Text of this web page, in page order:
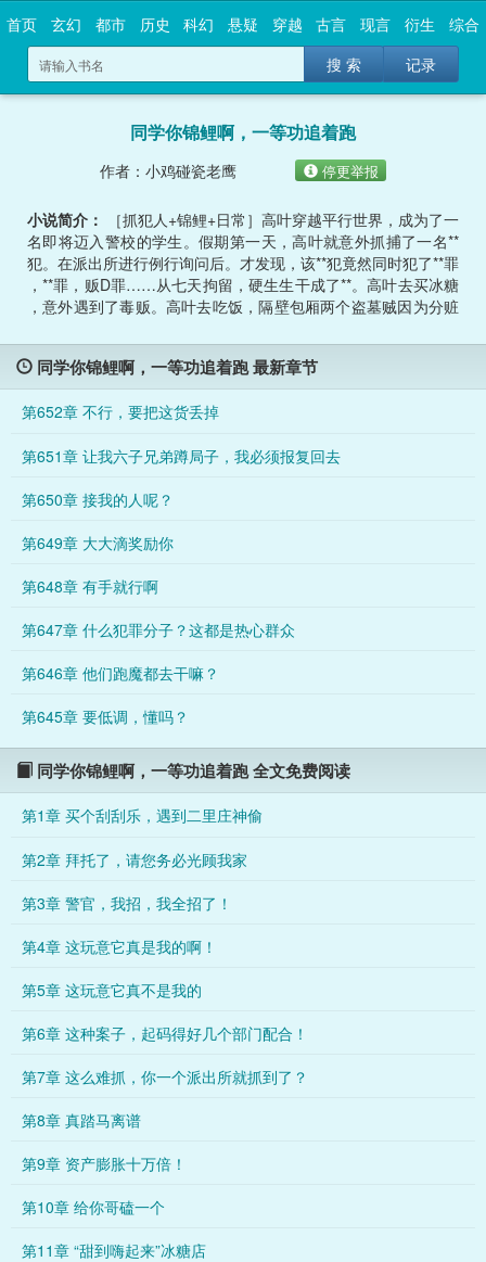
首页 玄幻 都市 历史 科幻 悬疑 穿越 古言 现言 衍生
综合
搜 索
记录
同学你锦鲤啊，一等功追着跑
作者：小鸡碰瓷老鹰 停更举报
小说简介：
［抓犯人+锦鲤+日常］高叶穿越平行世界，成为了一
名即将迈入警校的学生。假期第一天，高叶就意外抓捕了一名**
犯。在派出所进行例行询问后。才发现，该**犯竟然同时犯了**罪
，**罪，贩D罪……从七天拘留，硬生生干成了**。高叶去买冰糖
，意外遇到了毒贩。高叶去吃饭，隔壁包厢两个盗墓贼因为分赃
同学你锦鲤啊，一等功追着跑 最新章节
第652章 不行，要把这货丢掉
第651章 让我六子兄弟蹲局子，我必须报复回去
第650章 接我的人呢？
第649章 大大滴奖励你
第648章 有手就行啊
第647章 什么犯罪分子？这都是热心群众
第646章 他们跑魔都去干嘛？
第645章 要低调，懂吗？
同学你锦鲤啊，一等功追着跑 全文免费阅读
第1章 买个刮刮乐，遇到二里庄神偷
第2章 拜托了，请您务必光顾我家
第3章 警官，我招，我全招了！
第4章 这玩意它真是我的啊！
第5章 这玩意它真不是我的
第6章 这种案子，起码得好几个部门配合！
第7章 这么难抓，你一个派出所就抓到了？
第8章 真踏马离谱
第9章 资产膨胀十万倍！
第10章 给你哥磕一个
第11章 “甜到嗨起来”冰糖店